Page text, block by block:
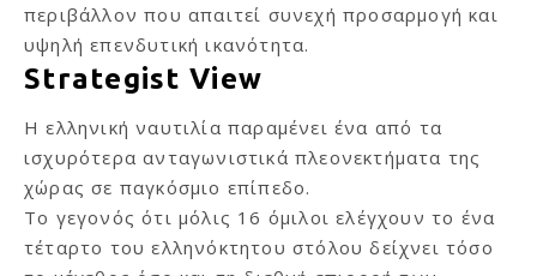
περιβάλλον που απαιτεί συνεχή προσαρμογή και
υψηλή επενδυτική ικανότητα.
Strategist View
Η ελληνική ναυτιλία παραμένει ένα από τα
ισχυρότερα ανταγωνιστικά πλεονεκτήματα της
χώρας σε παγκόσμιο επίπεδο.
Το γεγονός ότι μόλις 16 όμιλοι ελέγχουν το ένα
τέταρτο του ελληνόκτητου στόλου δείχνει τόσο